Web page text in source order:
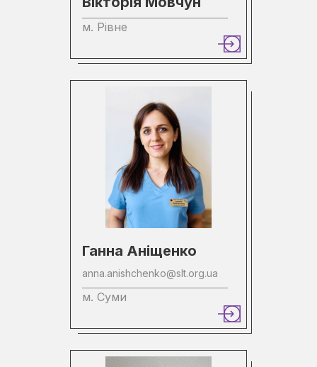
м. Рівне
Ганна Аніщенко
anna.anishchenko@slt.org.ua
м. Суми